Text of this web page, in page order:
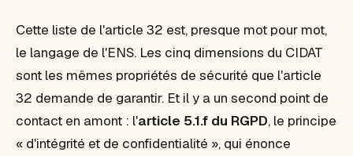
Cette liste de l'article 32 est, presque mot pour mot,
le langage de l'ENS. Les cinq dimensions du CIDAT
sont les mêmes propriétés de sécurité que l'article
32 demande de garantir. Et il y a un second point de
contact en amont : l'article 5.1.f du RGPD, le principe
« d'intégrité et de confidentialité », qui énonce